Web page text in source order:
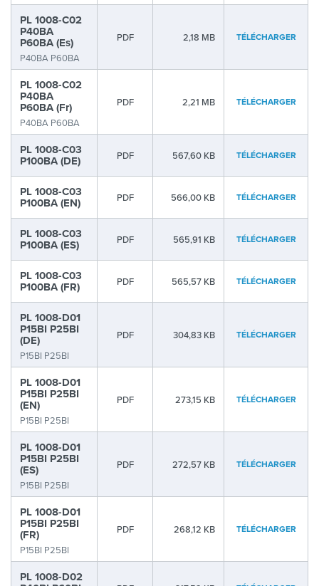
PL 1008-C02
P40BA
P60BA (Es)
P40BA P60BA
PDF 2,18 MB TÉLÉCHARGER
PL 1008-C02
P40BA
P60BA (Fr)
P40BA P60BA
PDF 2,21 MB TÉLÉCHARGER
PL 1008-C03
P100BA (DE) PDF 567,60 KB TÉLÉCHARGER
PL 1008-C03
P100BA (EN) PDF 566,00 KB TÉLÉCHARGER
PL 1008-C03
P100BA (ES) PDF 565,91 KB TÉLÉCHARGER
PL 1008-C03
P100BA (FR) PDF 565,57 KB TÉLÉCHARGER
PL 1008-D01
P15BI P25BI
(DE)
P15BI P25BI
PDF 304,83 KB TÉLÉCHARGER
PL 1008-D01
P15BI P25BI
(EN)
P15BI P25BI
PDF 273,15 KB TÉLÉCHARGER
PL 1008-D01
P15BI P25BI
(ES)
P15BI P25BI
PDF 272,57 KB TÉLÉCHARGER
PL 1008-D01
P15BI P25BI
(FR)
P15BI P25BI
PDF 268,12 KB TÉLÉCHARGER
PL 1008-D02